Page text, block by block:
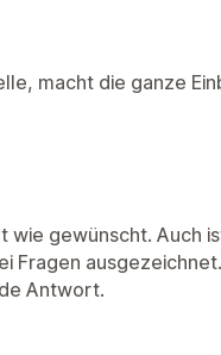
macht die ganze
wie gewünscht. Auch
Fragen
Antwort.